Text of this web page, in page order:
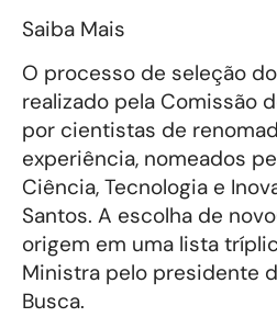
Saiba Mais
O processo de seleção
realizado pela Comissão
por cientistas de
experiência, nomeados
Ciência, Tecnologia e
Santos. A escolha de
origem em uma lista
Ministra pelo presidente
Busca.